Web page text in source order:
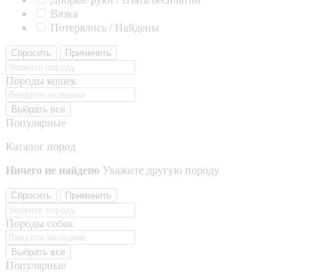
Вязка
Потерялись / Найдены
Сбросить Применить
Породы кошек
Выбрать все
Популярные
Каталог пород
Ничего не найдено Укажите другую породу
Сбросить Применить
Породы собак
Выбрать все
Популярные